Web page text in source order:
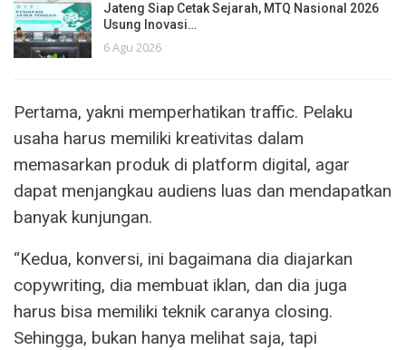
Jateng Siap Cetak Sejarah, MTQ Nasional 2026
Usung Inovasi…
6 Agu 2026
Pertama, yakni memperhatikan traffic. Pelaku
usaha harus memiliki kreativitas dalam
memasarkan produk di platform digital, agar
dapat menjangkau audiens luas dan mendapatkan
banyak kunjungan.
“Kedua, konversi, ini bagaimana dia diajarkan
copywriting, dia membuat iklan, dan dia juga
harus bisa memiliki teknik caranya closing.
Sehingga, bukan hanya melihat saja, tapi